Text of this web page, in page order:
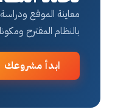
معاينة الموقع
بالنظام المقترح
ابدأ مشروعك